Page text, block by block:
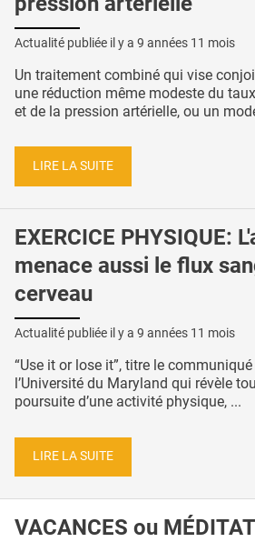
Actualité publiée il y a 9 années 11 mois
Un traitement combiné qui vise
une réduction même modeste du
et de la pression artérielle, ou un
LIRE LA SUITE
EXERCICE PHYSIQUE:
menace aussi le flux
cerveau
Actualité publiée il y a 9 années 11 mois
“Use it or lose it”, titre le
l’Université du Maryland qui révèle
poursuite d’une activité physique, ...
LIRE LA SUITE
VACANCES ou